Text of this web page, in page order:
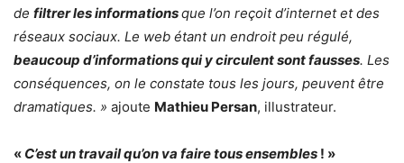
de filtrer les informationsque l’on reçoit d’internet et des
réseaux sociaux. Le web étant un endroit peu régulé,
beaucoup d’informations qui y circulent sont fausses. Les
conséquences, on le constate tous les jours, peuvent être
dramatiques. » ajoute Mathieu Persan, illustrateur.
« C’est un travail qu’on va faire tous ensembles ! »